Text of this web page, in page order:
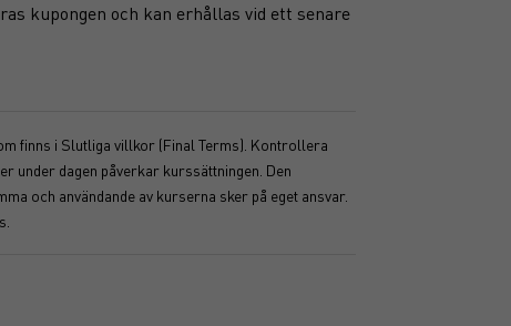
kupongen och kan erhållas vid ett senare
finns i Slutliga villkor (Final Terms). Kontrollera
under dagen påverkar kurssättningen. Den
och användande av kurserna sker på eget ansvar.